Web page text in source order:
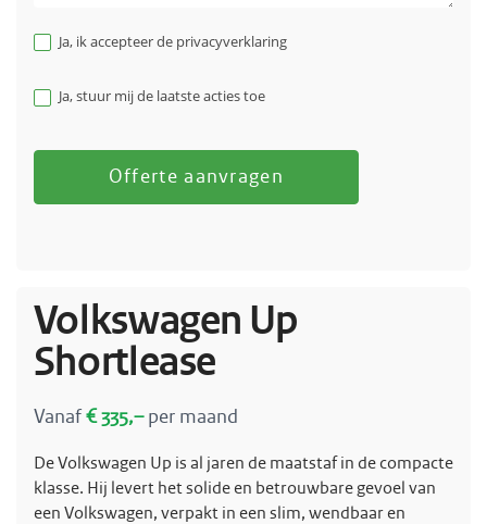
Ja, ik accepteer de privacyverklaring
Ja, stuur mij de laatste acties toe
Offerte aanvragen
Volkswagen Up
Shortlease
Vanaf € 335,–per maand
De Volkswagen Up is al jaren de maatstaf in de compacte
klasse. Hij levert het solide en betrouwbare gevoel van
een Volkswagen, verpakt in een slim, wendbaar en